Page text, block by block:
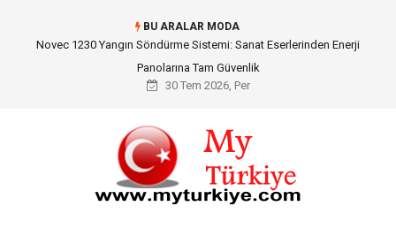
BU ARALAR MODA
Skoda Yedek Parça Seçiminde Teknik Uyumluluk ve Sürüş Konforu
30 Tem 2026, Per